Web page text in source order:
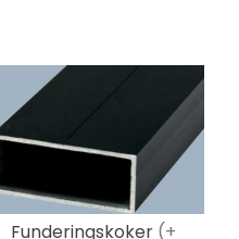
Funderingskoker (+